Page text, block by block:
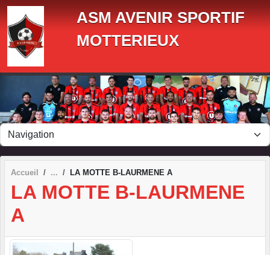
ASM AVENIR SPORTIF
MOTTERIEUX
Accueil LA MOTTE B-LAURMENE A
LA MOTTE B-LAURMENE
A
Panneau de gestion des cookies